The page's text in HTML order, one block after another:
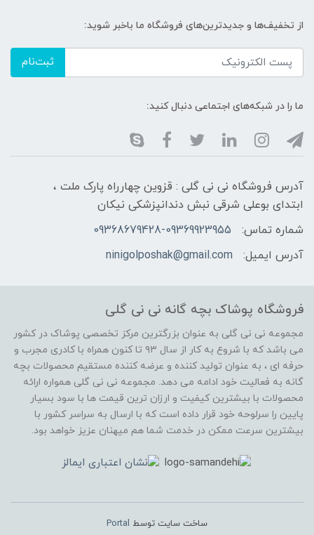
از تخفیف‌ها و جدیدترین‌های فروشگاه ما باخبر شوید:
ثبت‌نام
ما را در شبکه‌های اجتماعی دنبال کنید:
آدرس فروشگاه نی نی گلی : قزوین چهارراه پارک ملت ،
ابتدای بوعلی شرقی نبش دندانپزشکی نیکان
شماره تماس:
09368679428-09369923955
آدرس ایمیل:
ninigolposhak@gmail.com
فروشگاه پوشاک بچه گانه نی نی گلی
مجموعه نی نی گلی به عنوان بزرگترین مرکز تخصصی پوشاک در کشور
می باشد که با شروع به کار از سال ۹۳ تا کنون همراه با کادری مجرب و
حرفه ای ، به عنوان تولید کننده و عرضه کننده مستقیم محصولات بچه
گانه به فعالیت خود ادامه می دهد. مجموعه نی نی گلی همواره ارائه
محصولات با بیشترین کیفیت و ارزان ترین قیمت ها با سود بسیار
پایین را سرلوحه خود قرار داده است که با ارسال به سراسر کشور با
بیشترین سرعت ممکن در خدمت شما هم میهنان عزیز خواهد بود.
ساخت سایت توسط Portal